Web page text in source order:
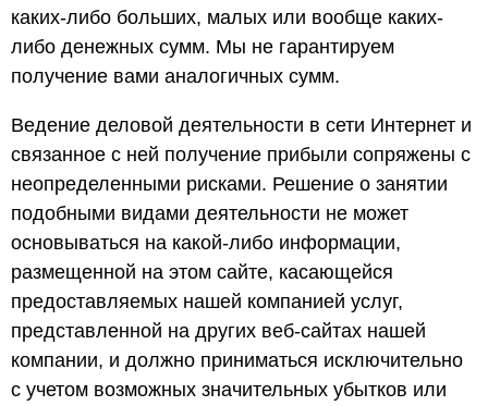
каких-либо больших, малых или вообще каких-
либо денежных сумм. Мы не гарантируем
получение вами аналогичных сумм.
Ведение деловой деятельности в сети Интернет и
связанное с ней получение прибыли сопряжены с
неопределенными рисками. Решение о занятии
подобными видами деятельности не может
основываться на какой-либо информации,
размещенной на этом сайте, касающейся
предоставляемых нашей компанией услуг,
представленной на других веб-сайтах нашей
компании, и должно приниматься исключительно
с учетом возможных значительных убытков или